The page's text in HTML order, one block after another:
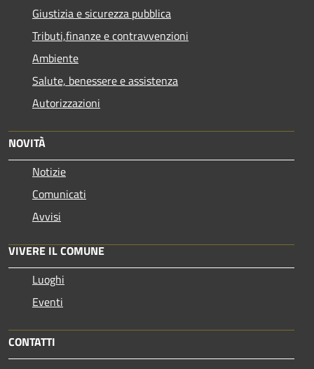
Giustizia e sicurezza pubblica
Tributi,finanze e contravvenzioni
Ambiente
Salute, benessere e assistenza
Autorizzazioni
NOVITÀ
Notizie
Comunicati
Avvisi
VIVERE IL COMUNE
Luoghi
Eventi
CONTATTI